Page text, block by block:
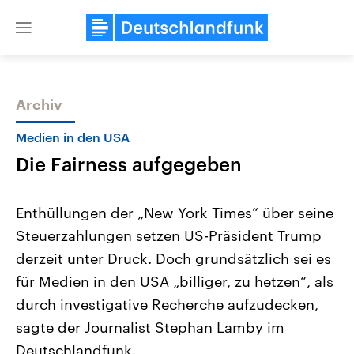
Close
Themen
USA
Aktuelle Beiträge, Analysen und
Hintergründe
Wirtschaftlich und militärisch
gehören die Vereinigten Staaten zu
den mächtigsten Ländern der Erde,
mit großem Einfluss auf das
Nahostkonflikt
Aktuelle Lage und
Der Überfall der
Terrororganisation Hamas
Oktober 2023 auf Israel
Region wieder die
Archiv
Medien in den USA
Die Fairness aufgegeben
Enthüllungen der „New York Times“ über seine
Steuerzahlungen setzen US-Präsident Trump
derzeit unter Druck. Doch grundsätzlich sei es
für Medien in den USA „billiger, zu hetzen“, als
durch investigative Recherche aufzudecken,
sagte der Journalist Stephan Lamby im
Deutschlandfunk.